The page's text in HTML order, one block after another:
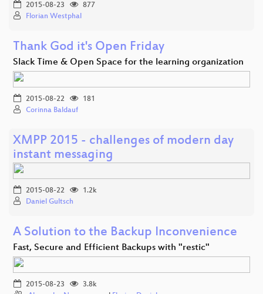
2015-08-23
877
Florian Westphal
Thank God it's Open Friday
Slack Time & Open Space for the learning organization
2015-08-22
181
Corinna Baldauf
XMPP 2015 - challenges of modern day
instant messaging
2015-08-22
1.2k
Daniel Gultsch
A Solution to the Backup Inconvenience
Fast, Secure and Efficient Backups with "restic"
2015-08-23
3.8k